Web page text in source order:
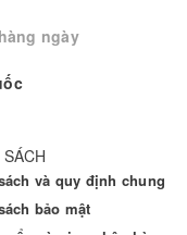
và quy định chung
bảo mật
ngày